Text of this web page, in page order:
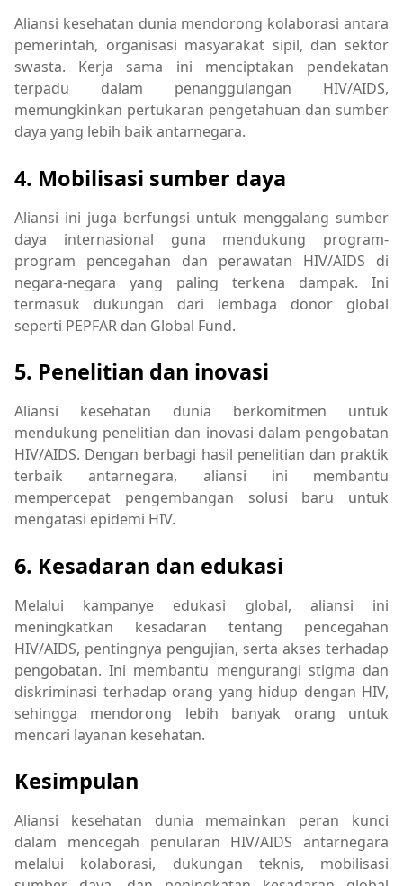
Aliansi kesehatan dunia mendorong kolaborasi antara
pemerintah, organisasi masyarakat sipil, dan sektor
swasta. Kerja sama ini menciptakan pendekatan
terpadu dalam penanggulangan HIV/AIDS,
memungkinkan pertukaran pengetahuan dan sumber
daya yang lebih baik antarnegara.
4. Mobilisasi sumber daya
Aliansi ini juga berfungsi untuk menggalang sumber
daya internasional guna mendukung program-
program pencegahan dan perawatan HIV/AIDS di
negara-negara yang paling terkena dampak. Ini
termasuk dukungan dari lembaga donor global
seperti PEPFAR dan Global Fund.
5. Penelitian dan inovasi
Aliansi kesehatan dunia berkomitmen untuk
mendukung penelitian dan inovasi dalam pengobatan
HIV/AIDS. Dengan berbagi hasil penelitian dan praktik
terbaik antarnegara, aliansi ini membantu
mempercepat pengembangan solusi baru untuk
mengatasi epidemi HIV.
6. Kesadaran dan edukasi
Melalui kampanye edukasi global, aliansi ini
meningkatkan kesadaran tentang pencegahan
HIV/AIDS, pentingnya pengujian, serta akses terhadap
pengobatan. Ini membantu mengurangi stigma dan
diskriminasi terhadap orang yang hidup dengan HIV,
sehingga mendorong lebih banyak orang untuk
mencari layanan kesehatan.
Kesimpulan
Aliansi kesehatan dunia memainkan peran kunci
dalam mencegah penularan HIV/AIDS antarnegara
melalui kolaborasi, dukungan teknis, mobilisasi